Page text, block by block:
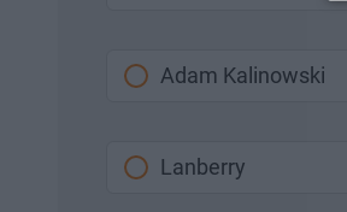
Adam Kalinowski
Lanberry